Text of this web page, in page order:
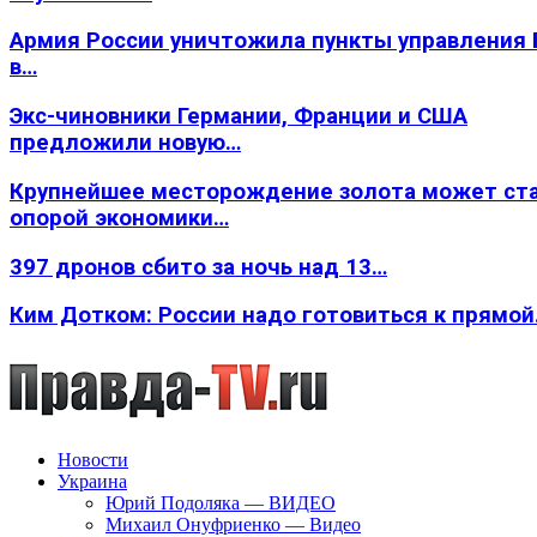
Армия России уничтожила пункты
в…
Экс-чиновники Германии, Франции и США
предложили новую…
Крупнейшее месторождение золота может
опорой экономики…
397 дронов сбито за ночь над 13…
Ким Дотком: России надо готовиться к
Новости
Украина
Юрий Подоляка — ВИДЕО
Михаил Онуфриенко — Видео